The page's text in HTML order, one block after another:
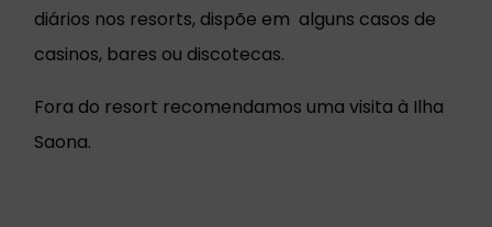
diários nos resorts, dispõe em alguns casos de
casinos, bares ou discotecas.
Fora do resort recomendamos uma visita à Ilha
Saona.